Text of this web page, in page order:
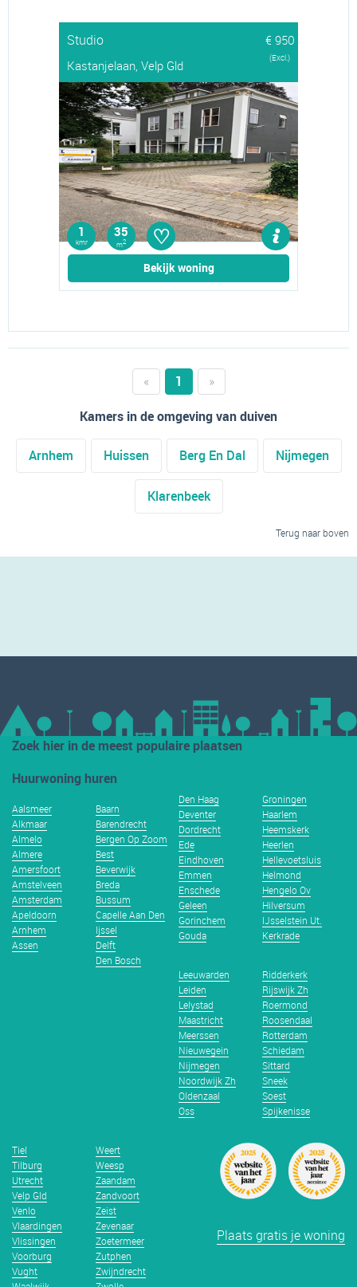
Studio
€ 950
Kastanjelaan, Velp Gld
(Excl.)
1
kmr
35
m2 ♡
Bekijk woning
« 1
»
Kamers in de omgeving van duiven
Arnhem Huissen Berg En Dal Nijmegen
Klarenbeek
Terug naar boven
Zoek hier in de meest populaire plaatsen
Huurwoning huren
Aalsmeer
Alkmaar
Almelo
Almere
Amersfoort
Amstelveen
Amsterdam
Apeldoorn
Arnhem
Assen
Baarn
Barendrecht
Bergen Op Zoom
Best
Beverwijk
Breda
Bussum
Capelle Aan Den
Ijssel
Delft
Den Bosch
Den Haag
Deventer
Dordrecht
Ede
Eindhoven
Emmen
Enschede
Geleen
Gorinchem
Gouda
Groningen
Haarlem
Heemskerk
Heerlen
Hellevoetsluis
Helmond
Hengelo Ov
Hilversum
IJsselstein Ut.
Kerkrade
Leeuwarden
Leiden
Lelystad
Maastricht
Meerssen
Nieuwegein
Nijmegen
Noordwijk Zh
Oldenzaal
Oss
Ridderkerk
Rijswijk Zh
Roermond
Roosendaal
Rotterdam
Schiedam
Sittard
Sneek
Soest
Spijkenisse
Tiel
Tilburg
Utrecht
Velp Gld
Venlo
Vlaardingen
Vlissingen
Voorburg
Vught
Weert
Weesp
Zaandam
Zandvoort
Zeist
Zevenaar
Zoetermeer
Zutphen
Zwijndrecht
Plaats gratis je woning